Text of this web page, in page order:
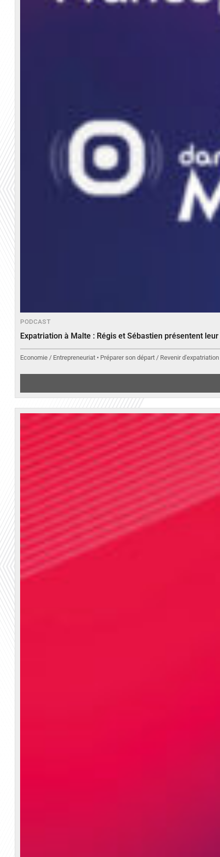
PODCAST
Expatriation à Malte : Régis et Sébastien présentent
Economie / Entrepreneuriat • Préparer son départ / Revenir d'expatriation